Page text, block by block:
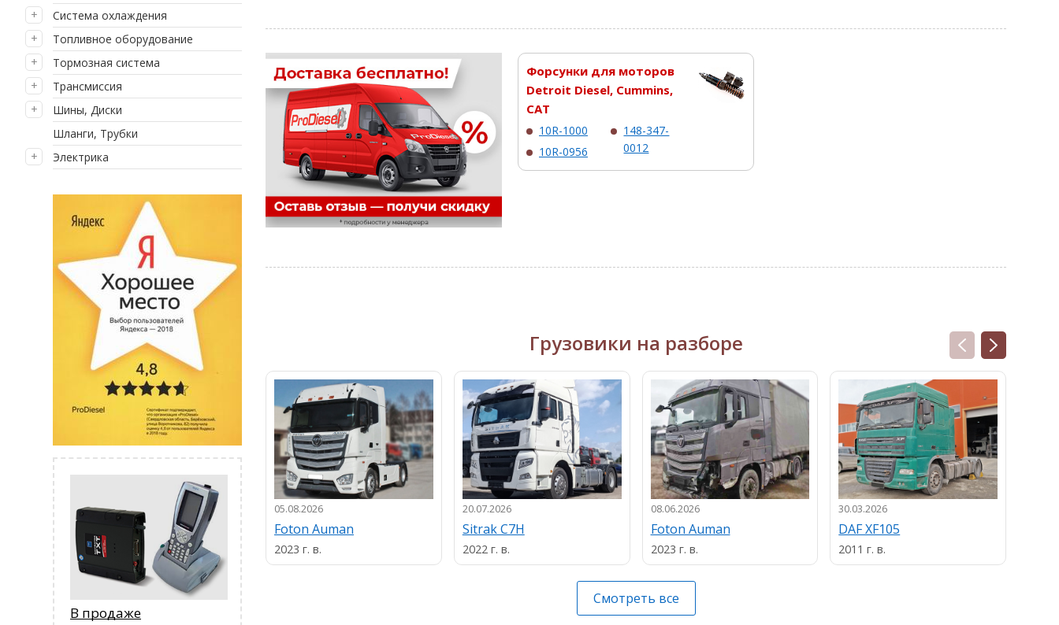
Система охлаждения
Топливное оборудование
Тормозная система
Трансмиссия
Шины, Диски
Шланги, Трубки
Электрика
В продаже
Форсунки для моторов
Detroit Diesel, Cummins,
CAT
10R-1000
10R-0956
148-347-
0012
Грузовики на разборе
05.08.2026
Foton Auman
2023 г. в.
20.07.2026
Sitrak C7H
2022 г. в.
08.06.2026
Foton Auman
2023 г. в.
30.03.2026
DAF XF105
2011 г. в.
Смотреть все